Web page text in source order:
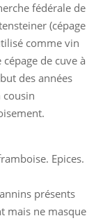
fédérale de
(cépage
comme vin
de cuve à
des années
cousin
Epices.
présents
mais ne masque